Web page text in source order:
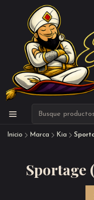
Inicio Marca Kia
Sportage